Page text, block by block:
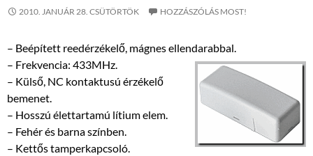
2010. JANUÁR 28. CSÜTÖRTÖK HOZZÁSZÓLÁS MOST!
– Beépített reedérzékelő, mágnes ellendarabbal.
– Frekvencia: 433MHz.
– Külső, NC kontaktusú érzékelő
bemenet.
– Hosszú élettartamú lítium elem.
– Fehér és barna színben.
– Kettős tamperkapcsoló.